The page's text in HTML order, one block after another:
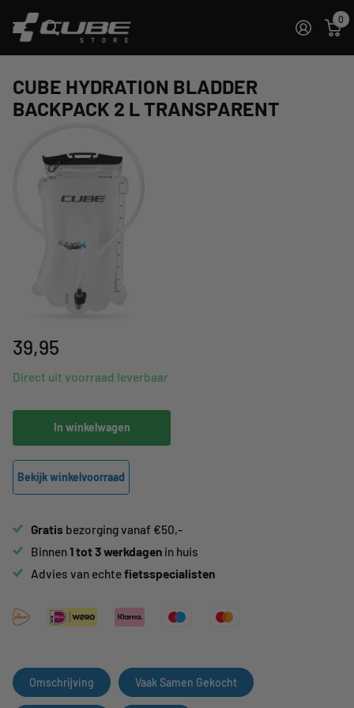
0
CUBE HYDRATION BLADDER
BACKPACK 2 L TRANSPARENT
39,95
Direct uit voorraad leverbaar
In winkelwagen
Bekijk winkelvoorraad
Gratis bezorging vanaf €50,-
Binnen1 tot 3 werkdagen in huis
Advies van echtefietsspecialisten
Omschrijving Vaak Samen Gekocht